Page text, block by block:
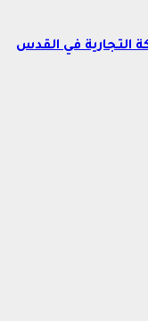
التجارية في القدس